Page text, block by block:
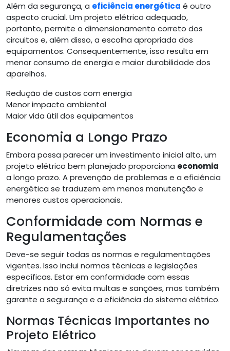
Além da segurança, a eficiência energética é outro
aspecto crucial. Um projeto elétrico adequado,
portanto, permite o dimensionamento correto dos
circuitos e, além disso, a escolha apropriada dos
equipamentos. Consequentemente, isso resulta em
menor consumo de energia e maior durabilidade dos
aparelhos.
Redução de custos com energia
Menor impacto ambiental
Maior vida útil dos equipamentos
Economia a Longo Prazo
Embora possa parecer um investimento inicial alto, um
projeto elétrico bem planejado proporciona economia
a longo prazo. A prevenção de problemas e a eficiência
energética se traduzem em menos manutenção e
menores custos operacionais.
Conformidade com Normas e
Regulamentações
Deve-se seguir todas as normas e regulamentações
vigentes. Isso inclui normas técnicas e legislações
específicas. Estar em conformidade com essas
diretrizes não só evita multas e sanções, mas também
garante a segurança e a eficiência do sistema elétrico.
Normas Técnicas Importantes no
Projeto Elétrico